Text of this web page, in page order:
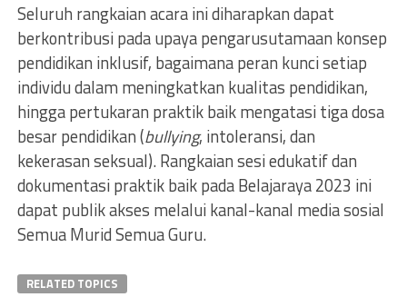
Seluruh rangkaian acara ini diharapkan dapat
berkontribusi pada upaya pengarusutamaan konsep
pendidikan inklusif, bagaimana peran kunci setiap
individu dalam meningkatkan kualitas pendidikan,
hingga pertukaran praktik baik mengatasi tiga dosa
besar pendidikan (bullying, intoleransi, dan
kekerasan seksual). Rangkaian sesi edukatif dan
dokumentasi praktik baik pada Belajaraya 2023 ini
dapat publik akses melalui kanal-kanal media sosial
Semua Murid Semua Guru.
RELATED TOPICS